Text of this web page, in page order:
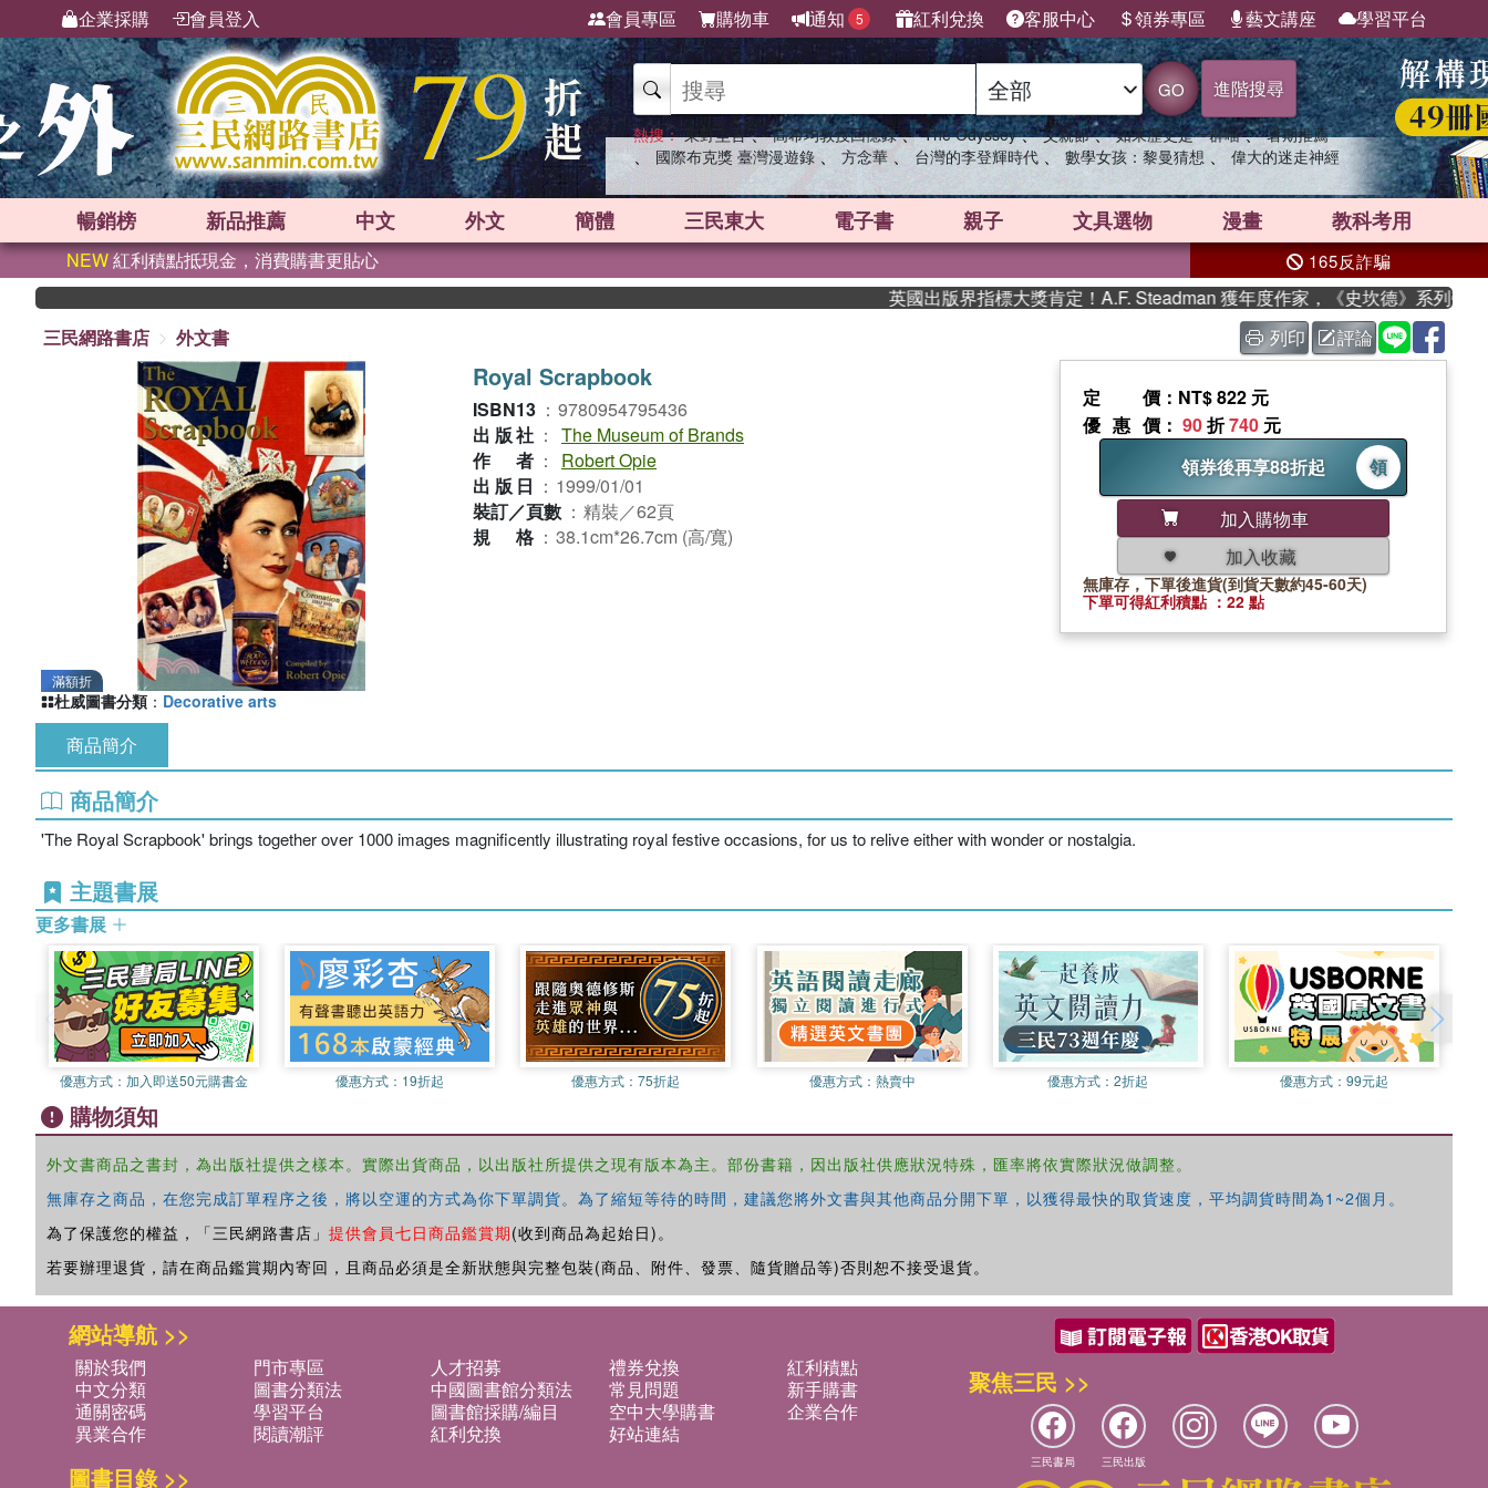
企業採購 會員登入 會員專區 購物車 通知 5 紅利兌換 客服中心 領券專區 藝文講座 學習平台
GO 進階搜尋
熱搜： 東野圭吾 、 高希均教授回憶錄 、 The Odyssey 、 父親節 、 如果歷史是一群喵 、 暑期推薦
、 國際布克獎 臺灣漫遊錄 、 方念華 、 台灣的李登輝時代 、 數學女孩：黎曼猜想 、 偉大的迷走神經
暢銷榜 新品推薦 中文 外文 簡體 三民東大 電子書 親子 文具選物 漫畫 教科考用
NEW紅利積點抵現金，消費購書更貼心 165反詐騙
英國出版界指標大獎肯定！A.F. Steadman 獲年度作家，《史坎德》系列帶你踏
三民網路書店
外文書 列印 評論
滿額折
Royal Scrapbook
ISBN13 ： 9780954795436
出版社 ： The Museum of Brands
作者 ：
Robert Opie
出版日 ： 1999/01/01
裝訂／頁數 ： 精裝／62頁
規格 ： 38.1cm*26.7cm (高/寬)
定價 ：NT$ 822 元
優惠價 ： 90折740 元
領券後再享88折起
領
加入購物車
加入收藏
無庫存，下單後進貨(到貨天數約45-60天)
下單可得紅利積點 ：22 點
杜威圖書分類 ： Decorative arts
商品簡介
商品簡介
'The Royal Scrapbook' brings together over 1000 images magnificently illustrating royal festive occasions, for us to relive either with wonder or nostalgia.
主題書展
更多書展
優惠方式： 加入即送50元購書金 優惠方式： 19折起 優惠方式：75折起 優惠方式： 熱賣中 優惠方式：2折起 優惠方式：99元起
購物須知
外文書商品之書封，為出版社提供之樣本。實際出貨商品，以出版社所提供之現有版本為主。部份書籍，因出版社供應狀況特殊，匯率將依實際狀況做調整。
無庫存之商品，在您完成訂單程序之後，將以空運的方式為你下單調貨。為了縮短等待的時間，建議您將外文書與其他商品分開下單，以獲得最快的取貨速度，平均調貨時間為1~2個月。
為了保護您的權益，「三民網路書店」 提供會員七日商品鑑賞期(收到商品為起始日)。
若要辦理退貨，請在商品鑑賞期內寄回，且商品必須是全新狀態與完整包裝(商品、附件、發票、隨貨贈品等)否則恕不接受退貨。
網站導航 >>
關於我們 門市專區 人才招募 禮券兌換
紅利積點
中文分類
圖書分類法 中國圖書館分類法 常見問題
新手購書
通關密碼
學習平台 圖書館採購/編目 空中大學購書
企業合作
異業合作
閱讀潮評 紅利兌換 好站連結
圖書目錄 >>
聚焦三民 >>
三民書局 三民出版